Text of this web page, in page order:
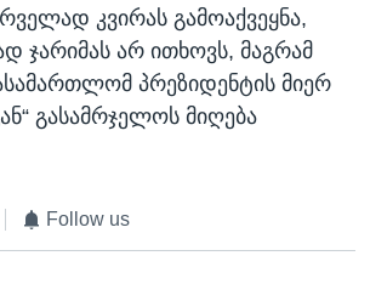
კვირას გამოაქვეყნა,
ჯარიმას არ ითხოვს, მაგრამ
პრეზიდენტის მიერ
გასამრჯელოს მიღება
Follow us